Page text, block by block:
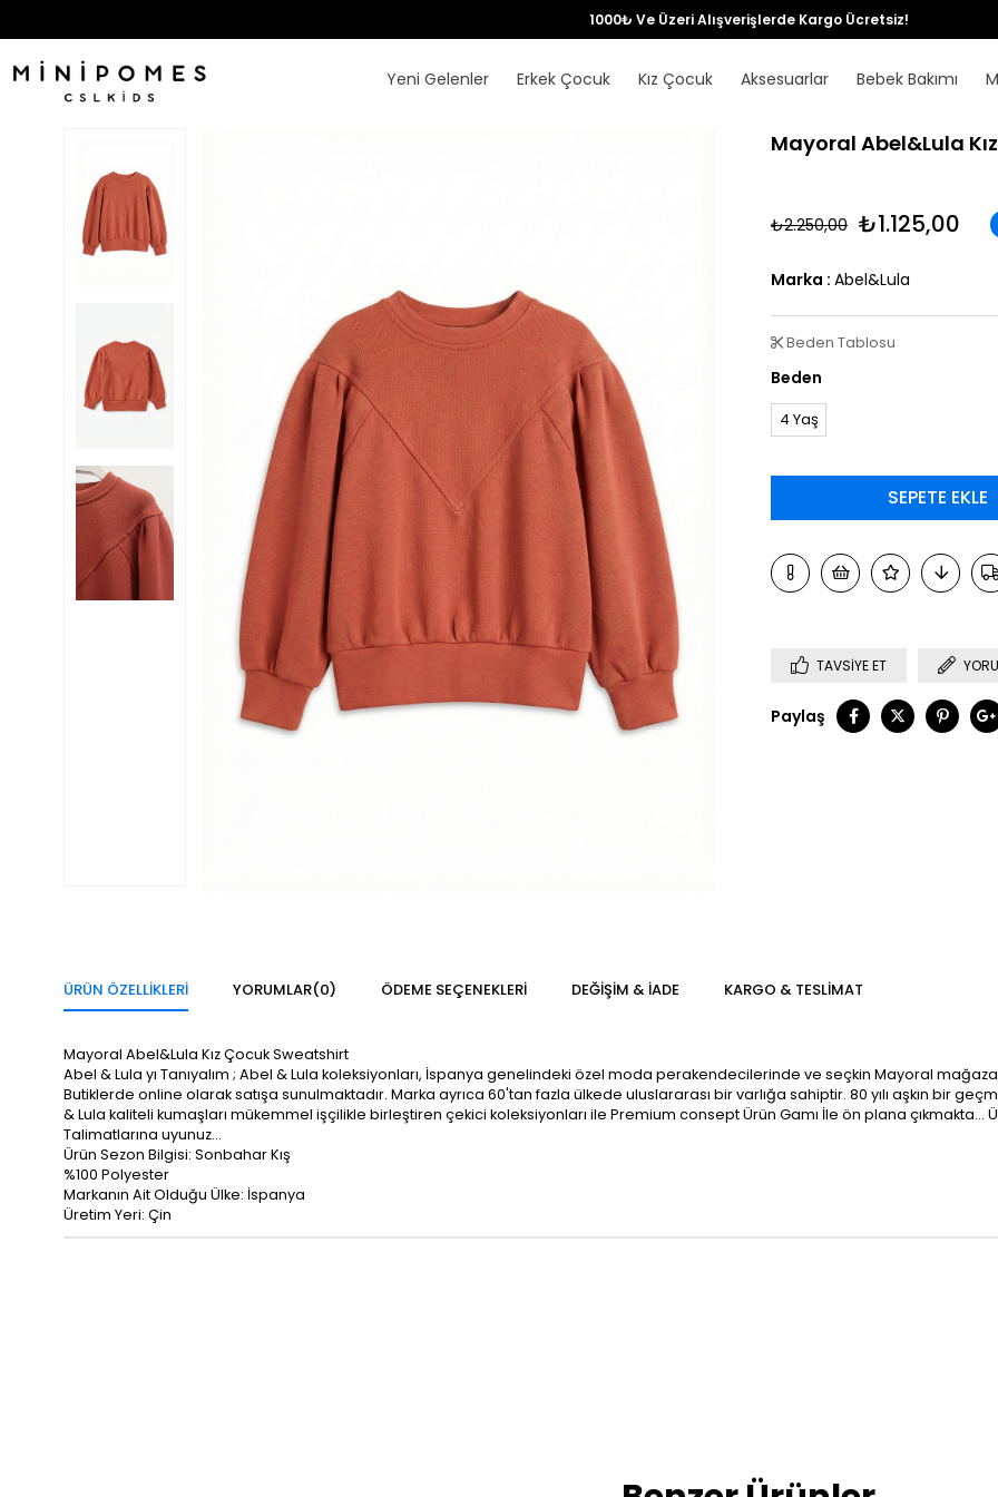
1000₺ Ve Üzeri Alışverişlerde Kargo Ücretsiz!
Yeni Gelenler Erkek Çocuk Kız Çocuk Aksesuarlar Bebek Bakımı
Mayoral Abel&Lula
₺2.250,00 ₺1.125,00
Marka : Abel&Lula
Beden Tablosu
Beden
4 Yaş
TAVSIYE ET
Paylaş
ÜRÜN ÖZELLIKLERI YORUMLAR(0) ÖDEME SEÇENEKLERI DEĞIŞIM & İADE KARGO & TESLIMAT
Mayoral Abel&Lula Kız Çocuk Sweatshirt
Abel & Lula yı Tanıyalım ; Abel & Lula koleksiyonları, İspanya genelindeki özel moda perakendecilerinde ve seçkin Mayoral
Butiklerde online olarak satışa sunulmaktadır. Marka ayrıca 60'tan fazla ülkede uluslararası bir varlığa sahiptir. 80 yılı aşkın bir
& Lula kaliteli kumaşları mükemmel işçilikle birleştiren çekici koleksiyonları ile Premium consept Ürün Gamı İle ön plana çıkmakta…
Talimatlarına uyunuz…
Ürün Sezon Bilgisi: Sonbahar Kış
%100 Polyester
Markanın Ait Olduğu Ülke: İspanya
Üretim Yeri: Çin